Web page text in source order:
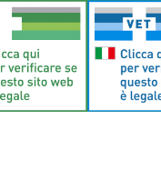
Aggiungi al carrello